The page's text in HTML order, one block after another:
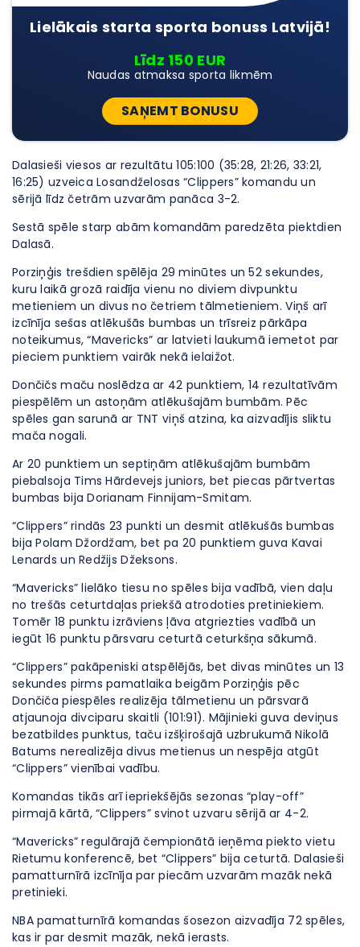
Lielākais starta sporta bonuss Latvijā!
Līdz 150 EUR
Naudas atmaksa sporta likmēm
SAŅEMT BONUSU
Dalasieši viesos ar rezultātu 105:100 (35:28, 21:26, 33:21,
16:25) uzveica Losandželosas “Clippers” komandu un
sērijā līdz četrām uzvarām panāca 3-2.
Sestā spēle starp abām komandām paredzēta piektdien
Dalasā.
Porziņģis trešdien spēlēja 29 minūtes un 52 sekundes,
kuru laikā grozā raidīja vienu no diviem divpunktu
metieniem un divus no četriem tālmetieniem. Viņš arī
izcīnīja sešas atlēkušās bumbas un trīsreiz pārkāpa
noteikumus, “Mavericks” ar latvieti laukumā iemetot par
pieciem punktiem vairāk nekā ielaižot.
Dončičs maču noslēdza ar 42 punktiem, 14 rezultatīvām
piespēlēm un astoņām atlēkušajām bumbām. Pēc
spēles gan sarunā ar TNT viņš atzina, ka aizvadījis sliktu
mača nogali.
Ar 20 punktiem un septiņām atlēkušajām bumbām
piebalsoja Tims Hārdevejs juniors, bet piecas pārtvertas
bumbas bija Dorianam Finnijam-Smitam.
“Clippers” rindās 23 punkti un desmit atlēkušās bumbas
bija Polam Džordžam, bet pa 20 punktiem guva Kavai
Lenards un Redžijs Džeksons.
“Mavericks” lielāko tiesu no spēles bija vadībā, vien daļu
no trešās ceturtdaļas priekšā atrodoties pretiniekiem.
Tomēr 18 punktu izrāviens ļāva atgriezties vadībā un
iegūt 16 punktu pārsvaru ceturtā ceturkšņa sākumā.
“Clippers” pakāpeniski atspēlējās, bet divas minūtes un 13
sekundes pirms pamatlaika beigām Porziņģis pēc
Dončiča piespēles realizēja tālmetienu un pārsvarā
atjaunoja divciparu skaitli (101:91). Mājinieki guva deviņus
bezatbildes punktus, taču izšķirošajā uzbrukumā Nikolā
Batums nerealizēja divus metienus un nespēja atgūt
“Clippers” vienībai vadību.
Komandas tikās arī iepriekšējās sezonas “play-off”
pirmajā kārtā, “Clippers” svinot uzvaru sērijā ar 4-2.
“Mavericks” regulārajā čempionātā ieņēma piekto vietu
Rietumu konferencē, bet “Clippers” bija ceturtā. Dalasieši
pamatturnīrā izcīnīja par piecām uzvarām mazāk nekā
pretinieki.
NBA pamatturnīrā komandas šosezon aizvadīja 72 spēles,
kas ir par desmit mazāk, nekā ierasts.